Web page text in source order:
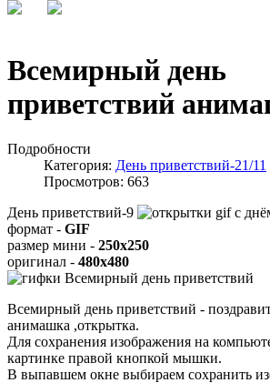
Всемирный день
приветствий
Подробности
Категория: День приветствий-21/11
Просмотров: 663
День приветствий-9
формат - GIF
размер мини - 250x250
оригинал - 480x480
Всемирный день приветствий -
анимашка ,открытка.
Для сохранения изображения на
картинке правой кнопкой мышки.
В выпавшем окне выбираем сохранить